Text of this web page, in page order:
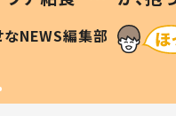
#令和の親
なNEWS編集部 「涙が
い」